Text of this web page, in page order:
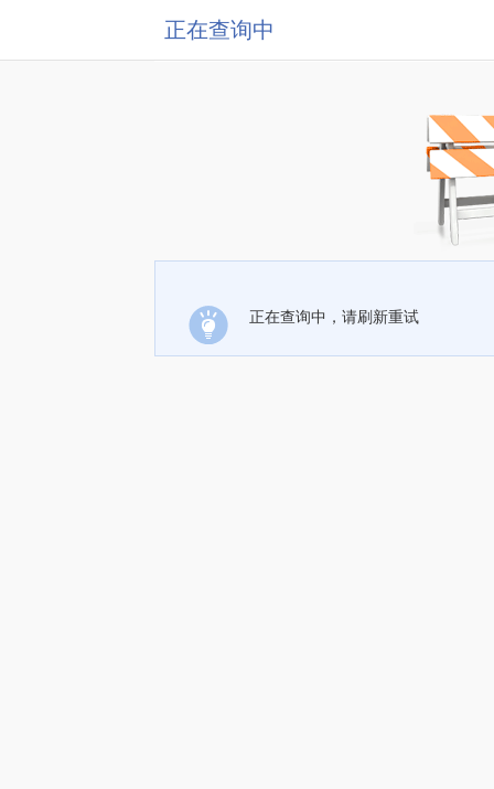
正在查询中
正在查询中，请刷新重试